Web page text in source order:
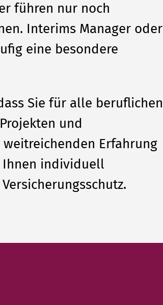
führen nur noch
Interims Manager oder
eine besondere
Sie für alle beruflichen
und
Erfahrung
Ihnen individuell